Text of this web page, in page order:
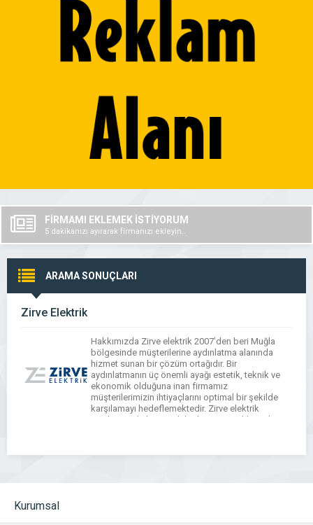
FİRMAMI EKLEMEK İSTİYORUM
5 dakikanızı ayırarak firmanızı ekleyin..
ARAMA SONUÇLARI
Zirve Elektrik
Hakkımızda Zirve elektrik 2007’den beri Muğla
bölgesinde müşterilerine aydınlatma alanında
hizmet sunan bir çözüm ortağıdır. Bir
aydınlatmanın üç önemli ayağı estetik, teknik ve
ekonomik olduğuna inan firmamız
müşterilerimizin ihtiyaçlarını optimal bir şekilde
karşılamayı hedeflemektedir. Zirve elektrik
modern aydınlatma, elektrik proje, taahhüt işleri ve
sunmaktadır. […]
Kurumsal